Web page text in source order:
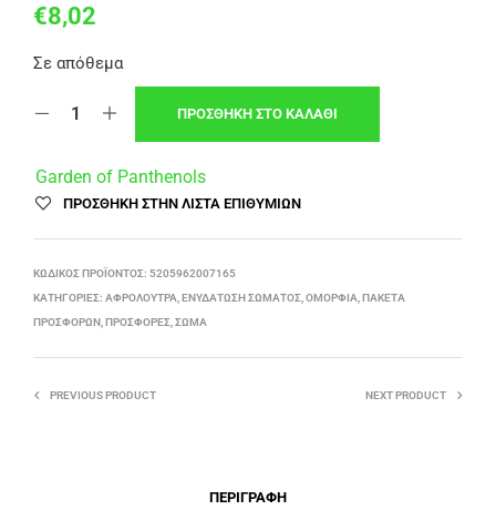
€8,02
Σε απόθεμα
ΠΡΟΣΘΉΚΗ ΣΤΟ ΚΑΛΆΘΙ
Garden of Panthenols
ΠΡΌΣΘΉΚΗ ΣΤΗΝ ΛΊΣΤΑ ΕΠΙΘΥΜΙΏΝ
ΚΩΔΙΚΌΣ ΠΡΟΪΌΝΤΟΣ: 5205962007165
ΚΑΤΗΓΟΡΊΕΣ: ΑΦΡΌΛΟΥΤΡΑ ΕΝΥΔΆΤΩΣΗ ΣΏΜΑΤΟΣ ΟΜΟΡΦΙΆ ΠΑΚΈΤΑ
ΠΡΟΣΦΟΡΏΝ ΠΡΟΣΦΟΡΈΣ ΣΏΜΑ
PREVIOUS PRODUCT NEXT PRODUCT
ΠΕΡΙΓΡΑΦΉ